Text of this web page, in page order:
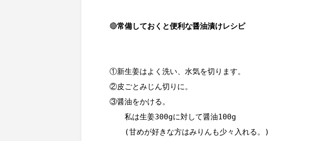
🔴常備しておくと便利な醤油漬けレシピ
①新生姜はよく洗い、水気を切ります。
②皮ごとみじん切りに。
③醤油をかける。
私は生姜300gに対して醤油100g
(甘めが好きな方はみりんも少々入れる。)